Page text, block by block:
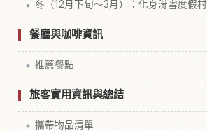
冬（12月下旬～3月）：化身滑雪度假村
餐廳與咖啡資訊
推薦餐點
旅客實用資訊與總結
攜帶物品清單